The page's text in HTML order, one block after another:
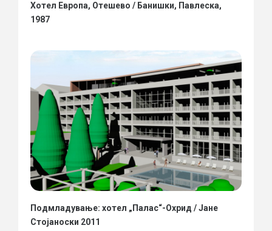
Хотел Европа, Отешево / Банишки, Павлеска,
1987
Подмладување: хотел „Палас“-Охрид / Јане
Стојаноски 2011